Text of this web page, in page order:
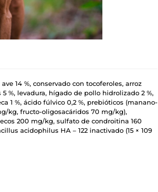
14 %, conservado con tocoferoles, arroz
%, levadura, hígado de pollo hidrolizado 2 %,
1 %, ácido fúlvico 0,2 %, prebióticos (manano-
kg, fructo-oligosacáridos 70 mg/kg),
200 mg/kg, sulfato de condroitina 160
acidophilus HA – 122 inactivado (15 × 109